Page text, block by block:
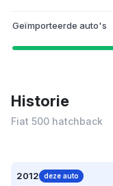
Geïmporteerde auto's
Historie
Fiat 500 hatchback
2012 deze auto